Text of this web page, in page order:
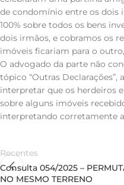
de condomínio entre os dois
100% sobre todos os bens
dois irmãos, e cobramos os
imóveis ficariam para o
O advogado da parte não
tópico “Outras
interpretar que os herdeiros
sobre alguns imóveis
interpretando corretamente
Recentes
Consulta 054/2025 –
NO MESMO TERRENO